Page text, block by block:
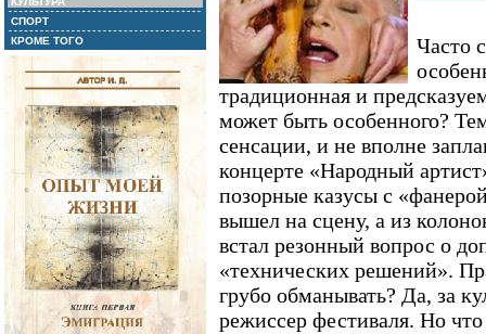
СПОРТ
КРОМЕ ТОГО
Часто
традиционная и
может быть особенного?
сенсации, и не вполне
концерте «Народный
позорные казусы с
вышел на сцену, а из
встал резонный вопрос о
«технических решений».
грубо обманывать? Да, за
режиссер фестиваля. Но что